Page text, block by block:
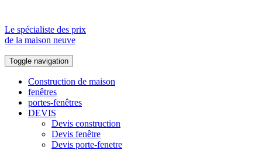
Le spécialiste des prix
de la maison neuve
Toggle navigation
Construction de maison
fenêtres
portes-fenêtres
DEVIS
Devis construction
Devis fenêtre
Devis porte-fenetre